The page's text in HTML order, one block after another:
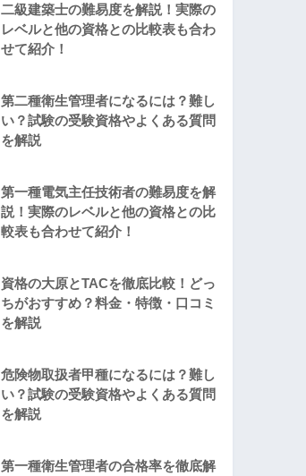
二級建築士の難易度を解説！実際の
レベルと他の資格との比較表も合わ
せて紹介！
第二種衛生管理者になるには？難し
い？試験の受験資格やよくある質問
を解説
第一種電気主任技術者の難易度を解
説！実際のレベルと他の資格との比
較表も合わせて紹介！
資格の大原とTACを徹底比較！どっ
ちがおすすめ？料金・特徴・口コミ
を解説
危険物取扱者甲種になるには？難し
い？試験の受験資格やよくある質問
を解説
第一種衛生管理者の合格率を徹底解